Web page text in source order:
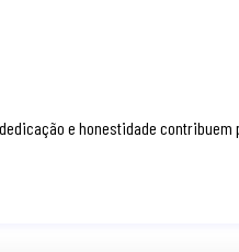
e honestidade